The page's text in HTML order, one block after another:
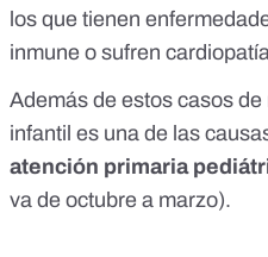
los que tienen
inmune o sufren
Además de estos casos
infantil es una de las
atención primaria
va de octubre a marzo).